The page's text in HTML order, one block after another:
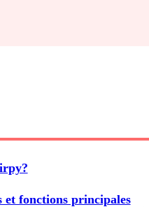
et fonctions principales